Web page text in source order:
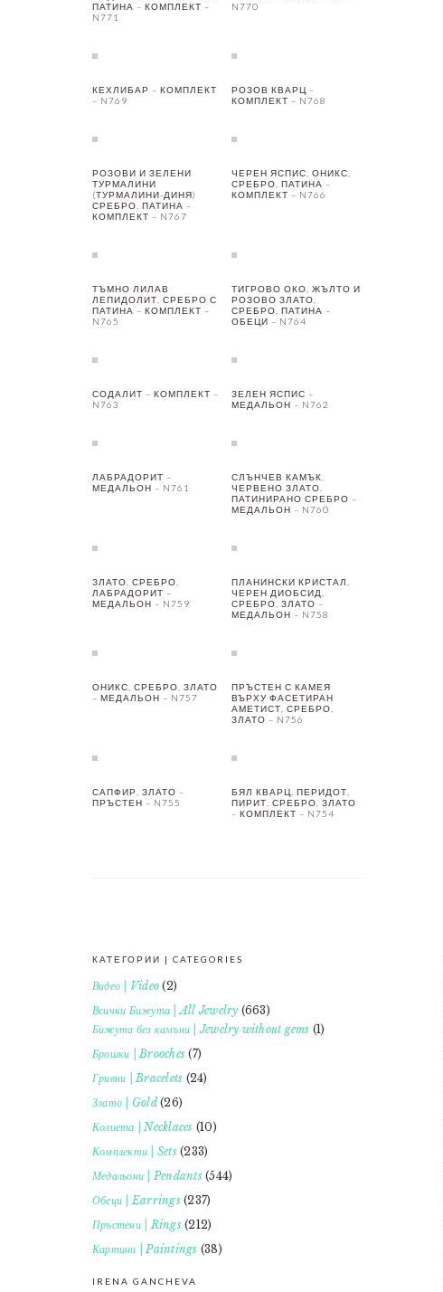
ПАТИНА – КОМПЛЕКТ –
N771
N770
КЕХЛИБАР – КОМПЛЕКТ
– N769
РОЗОВ КВАРЦ –
КОМПЛЕКТ – N768
РОЗОВИ И ЗЕЛЕНИ
ТУРМАЛИНИ
(ТУРМАЛИНИ-ДИНЯ)
СРЕБРО, ПАТИНА –
КОМПЛЕКТ – N767
ЧЕРЕН ЯСПИС, ОНИКС,
СРЕБРО, ПАТИНА –
КОМПЛЕКТ – N766
ТЪМНО ЛИЛАВ
ЛЕПИДОЛИТ, СРЕБРО С
ПАТИНА – КОМПЛЕКТ –
N765
ТИГРОВО ОКО, ЖЪЛТО И
РОЗОВО ЗЛАТО,
СРЕБРО, ПАТИНА –
ОБЕЦИ – N764
СОДАЛИТ – КОМПЛЕКТ –
N763
ЗЕЛЕН ЯСПИС –
МЕДАЛЬОН – N762
ЛАБРАДОРИТ –
МЕДАЛЬОН – N761
СЛЪНЧЕВ КАМЪК,
ЧЕРВЕНО ЗЛАТО,
ПАТИНИРАНО СРЕБРО –
МЕДАЛЬОН – N760
ЗЛАТО, СРЕБРО,
ЛАБРАДОРИТ –
МЕДАЛЬОН – N759
ПЛАНИНСКИ КРИСТАЛ,
ЧЕРЕН ДИОБСИД,
СРЕБРО, ЗЛАТО –
МЕДАЛЬОН – N758
ОНИКС, СРЕБРО, ЗЛАТО
– МЕДАЛЬОН – N757
ПРЪСТЕН С КАМЕЯ
ВЪРХУ ФАСЕТИРАН
АМЕТИСТ, СРЕБРО,
ЗЛАТО – N756
САПФИР, ЗЛАТО –
ПРЪСТЕН – N755
БЯЛ КВАРЦ, ПЕРИДОТ,
ПИРИТ, СРЕБРО, ЗЛАТО
– КОМПЛЕКТ – N754
КАТЕГОРИИ | CATEGORIES
Видео | Video (2)
Всички Бижута | All Jewelry (663)
Бижута без камъни | Jewelry without gems (1)
Брошки | Brooches (7)
Гривни | Bracelets (24)
Злато | Gold(26)
Колиета | Necklaces (10)
Комплекти | Sets(233)
Медальони | Pendants(544)
Обеци | Earrings(237)
Пръстени | Rings(212)
Картини | Paintings (38)
IRENA GANCHEVA